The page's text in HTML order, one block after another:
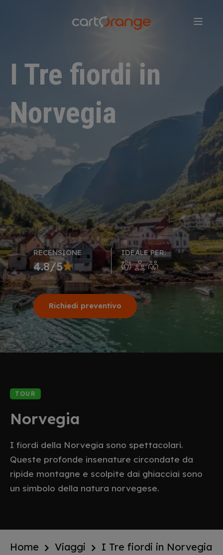
I Tre fiordi in
Norvegia
TOUR
Norvegia
I fiordi della Norvegia sono spettacolari.
Queste profonde insenature circondate da
ripide montagne e scolpite dai ghiacciai sono
un simbolo della natura norvegese.
RECENSIONE
4.8/5
IDEALE PER:
Richiedi preventivo
Home Viaggi I Tre fiordi in Norvegia